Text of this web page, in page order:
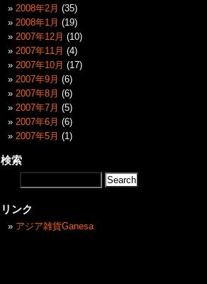
2008年2月 (35)
2008年1月 (19)
2007年12月 (10)
2007年11月 (4)
2007年10月 (17)
2007年9月 (6)
2007年8月 (6)
2007年7月 (5)
2007年6月 (6)
2007年5月 (1)
検索
リンク
アジア雑貨Ganesa